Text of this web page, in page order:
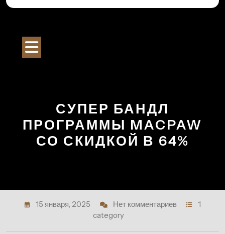
Перейти
СУПЕР БАНДЛ
ПРОГРАММЫ MACPAW
СО СКИДКОЙ В 64%
15 января, 2025 Нет комментариев
1
category